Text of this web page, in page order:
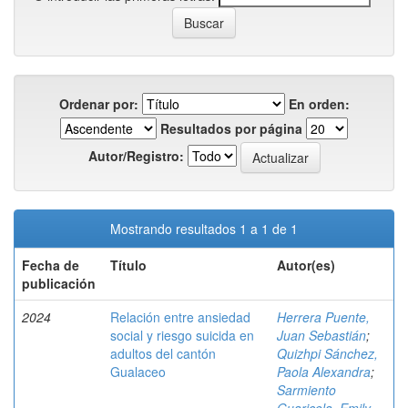
Ordenar por:
En orden:
Resultados por página
Autor/Registro:
Mostrando resultados 1 a 1 de 1
Fecha de
publicación
Título Autor(es)
2024
Relación entre ansiedad
social y riesgo suicida en
adultos del cantón
Gualaceo
Herrera Puente,
Juan Sebastián;
Quizhpi Sánchez,
Paola Alexandra;
Sarmiento